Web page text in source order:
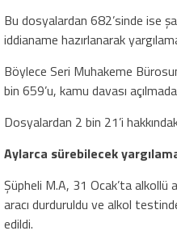
Bu dosyalardan 682’sinde ise
iddianame hazırlanarak
Böylece Seri Muhakeme
bin 659’u, kamu davası
Dosyalardan 2 bin 21’i
Aylarca sürebilecek
Şüpheli M.A, 31 Ocak’ta alkollü
aracı durduruldu ve alkol
edildi.